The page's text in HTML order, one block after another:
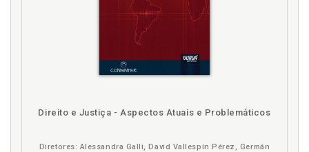
Direito e Justiça - Aspectos Atuais e Problemáticos
Diretores: Alessandra Galli, David Vallespín Pérez, Germán